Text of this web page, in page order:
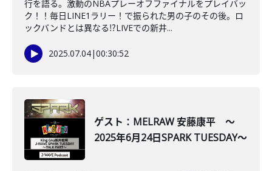
行を語る。激動のNBAプレーオフファイナルをプレイバッ
ク！！毎日LINE1ラリー！で振られた男の子のその後。ロ
ックバンドとは異なる⁉LIVEでの新井...
2025.07.04|00:30:52
ゲスト：MELRAW 安藤康平 ～
2025年6月24日SPARK TUESDAY～